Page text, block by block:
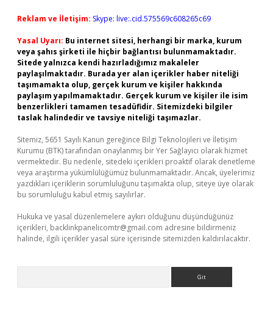
Reklam ve İletişim: Skype: live:.cid.575569c608265c69
Yasal Uyarı: Bu internet sitesi, herhangi bir marka, kurum
veya şahıs şirketi ile hiçbir bağlantısı bulunmamaktadır.
Sitede yalnızca kendi hazırladığımız makaleler
paylaşılmaktadır. Burada yer alan içerikler haber niteliği
taşımamakta olup, gerçek kurum ve kişiler hakkında
paylaşım yapılmamaktadır. Gerçek kurum ve kişiler ile isim
benzerlikleri tamamen tesadüfidir. Sitemizdeki bilgiler
taslak halindedir ve tavsiye niteliği taşımazlar.
Sitemiz, 5651 Sayılı Kanun gereğince Bilgi Teknolojileri ve İletişim
Kurumu (BTK) tarafından onaylanmış bir Yer Sağlayıcı olarak hizmet
vermektedir. Bu nedenle, sitedeki içerikleri proaktif olarak denetleme
veya araştırma yükümlülüğümüz bulunmamaktadır. Ancak, üyelerimiz
yazdıkları içeriklerin sorumluluğunu taşımakta olup, siteye üye olarak
bu sorumluluğu kabul etmiş sayılırlar.
Hukuka ve yasal düzenlemelere aykırı olduğunu düşündüğünüz
içerikleri, backlinkpanelicomtr@gmail.com adresine bildirmeniz
halinde, ilgili içerikler yasal süre içerisinde sitemizden kaldırılacaktır.